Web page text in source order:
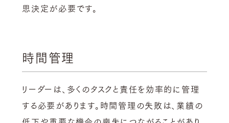
思決定が必要です。
時間管理
リーダーは、多くのタスクと責任を効率的に管理
する必要があります。時間管理の失敗は、業績の